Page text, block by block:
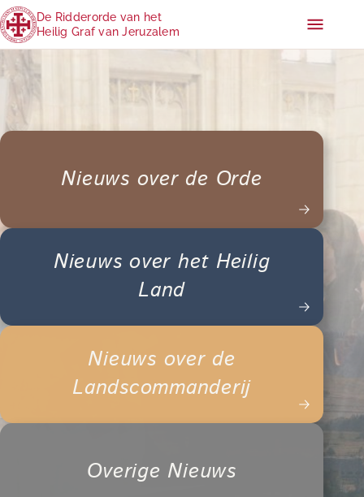
De Ridderorde van het
Heilig Graf van Jeruzalem
Nieuws over de Orde
Nieuws over het Heilig
Land
Nieuws over de
Landscommanderij
Overige Nieuws